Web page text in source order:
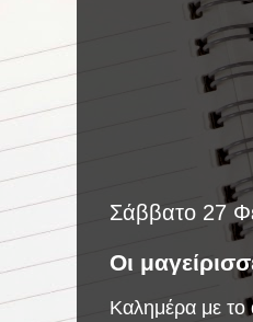
Σάββατο 27
Οι
Καλημέρα με το